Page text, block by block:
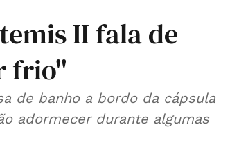
II fala de
frio"
de banho a bordo da cápsula
adormecer durante algumas